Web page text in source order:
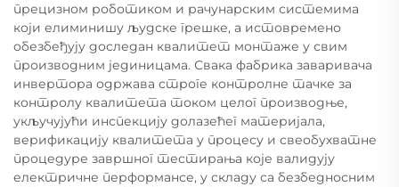
прецизном роботиком и рачунарским системима
који елиминишу људске грешке, а истовремено
обезбеђују доследан квалитет монтаже у свим
производним јединицама. Свака фабрика заваривача
инвертора одржава строге контролне тачке за
контролу квалитета током целог производње,
укључујући инспекцију долазећег материјала,
верификацију квалитета у процесу и свеобухватне
процедуре завршног тестирања које валидују
електричне перформансе, у складу са безбедносним